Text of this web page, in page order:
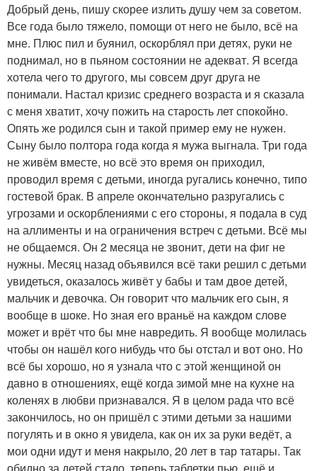
Добрый день, пишу скорее излить душу чем за советом.
Все года было тяжело, помощи от него не было, всё на
мне. Плюс пил и буянил, оскорблял при детях, руки не
поднимал, но в пьяном состоянии не адекват. Я всегда
хотела чего то другого, мы совсем друг друга не
понимали. Настал кризис среднего возраста и я сказала
с меня хватит, хочу пожить на старость лет спокойно.
Опять же родился сын и такой пример ему не нужен.
Сыну было полтора года когда я мужа выгнала. Три года
не живём вместе, но всё это время он приходил,
проводил время с детьми, иногда ругались конечно, типо
гостевой брак. В апреле окончательно разругались с
угрозами и оскорблениями с его стороны, я подала в суд
на аллименты и на ограничения встреч с детьми. Всё мы
не общаемся. Он 2 месяца не звонит, дети на фиг не
нужны. Месяц назад объявился всё таки решил с детьми
увидеться, оказалось живёт у бабы и там двое детей,
мальчик и девочка. Он говорит что мальчик его сын, я
вообще в шоке. Но зная его враньё на каждом слове
может и врёт что бы мне навредить. Я вообще молилась
чтобы он нашёл кого нибудь что бы отстал и вот оно. Но
всё бы хорошо, но я узнала что с этой женщиной он
давно в отношениях, ещё когда зимой мне на кухне на
коленях в любви признавался. Я в целом рада что всё
закончилось, но он пришёл с этими детьми за нашими
погулять и в окно я увидела, как он их за руки ведёт, а
мои одни идут и меня накрыло, 20 лет в тар татары. Так